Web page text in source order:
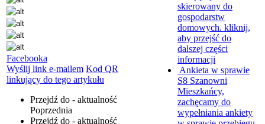
Facebooka
Wyślij link e-mailem Kod QR
linkujący do tego artykułu
Przejdź do - aktualność
Poprzednia
Przejdź do - aktualność
skierowany do
gospodarstw
domowych. kliknij,
aby przejść do
dalszej części
informacji
Ankieta w sprawie
S8 Szanowni
Mieszkańcy,
zachęcamy do
wypełniania ankiety